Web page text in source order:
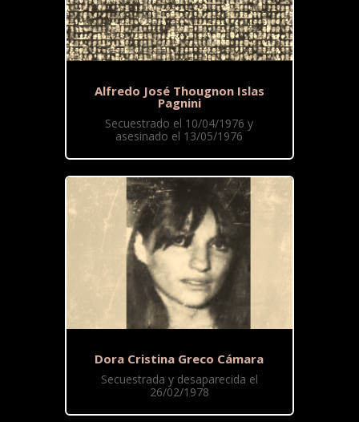
Alfredo José Thougnon Islas
Pagnini
Secuestrado el 10/04/1976 y
asesinado el 13/05/1976
Dora Cristina Greco Cámara
Secuestrada y desaparecida el
26/02/1978